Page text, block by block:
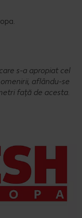
s-a apropiat cel
aflându-se
față de acesta.